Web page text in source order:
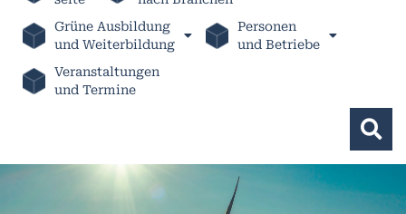
Grüne Ausbildung
und Weiterbildung
Personen
und Betriebe
Veranstaltungen
und Termine